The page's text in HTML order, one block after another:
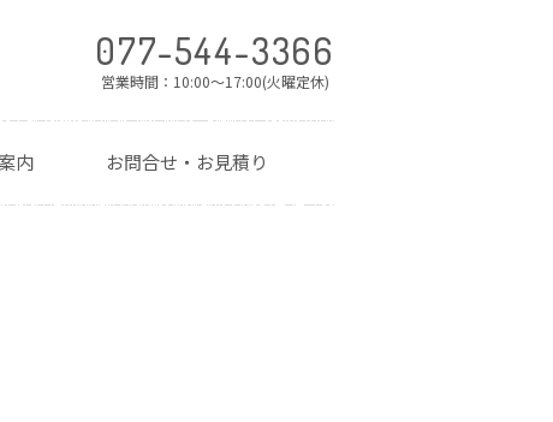
077-544-3366
営業時間：10:00～17:00(火曜定休)
内 お問合せ・お見積り